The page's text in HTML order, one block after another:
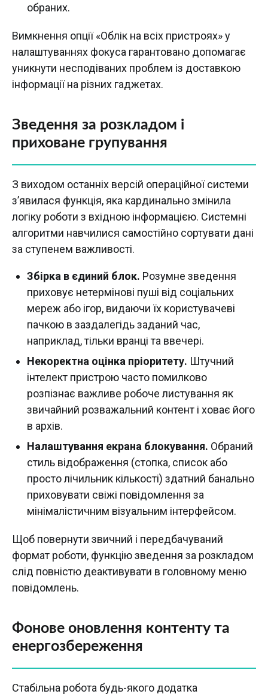
обраних.
Вимкнення опції «Облік на всіх пристроях» у
налаштуваннях фокуса гарантовано допомагає
уникнути несподіваних проблем із доставкою
інформації на різних гаджетах.
Зведення за розкладом і
приховане групування
З виходом останніх версій операційної системи
з’явилася функція, яка кардинально змінила
логіку роботи з вхідною інформацією. Системні
алгоритми навчилися самостійно сортувати дані
за ступенем важливості.
Збірка в єдиний блок. Розумне зведення
приховує нетермінові пуші від соціальних
мереж або ігор, видаючи їх користувачеві
пачкою в заздалегідь заданий час,
наприклад, тільки вранці та ввечері.
Некоректна оцінка пріоритету. Штучний
інтелект пристрою часто помилково
розпізнає важливе робоче листування як
звичайний розважальний контент і ховає його
в архів.
Налаштування екрана блокування. Обраний
стиль відображення (стопка, список або
просто лічильник кількості) здатний банально
приховувати свіжі повідомлення за
мінімалістичним візуальним інтерфейсом.
Щоб повернути звичний і передбачуваний
формат роботи, функцію зведення за розкладом
слід повністю деактивувати в головному меню
повідомлень.
Фонове оновлення контенту та
енергозбереження
Стабільна робота будь-якого додатка